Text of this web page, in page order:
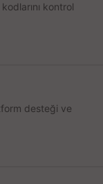
kontrol
desteği ve